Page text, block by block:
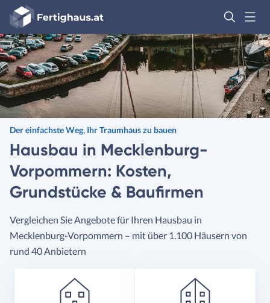
Fertighaus
Logo
Anmelden
Der einfachste Weg, Ihr Traumhaus zu bauen
Hausbau in Mecklenburg-
Vorpommern: Kosten,
Grundstücke & Baufirmen
Vergleichen Sie Angebote für Ihren Hausbau in
Mecklenburg-Vorpommern – mit über 1.100 Häusern von
rund 40 Anbietern